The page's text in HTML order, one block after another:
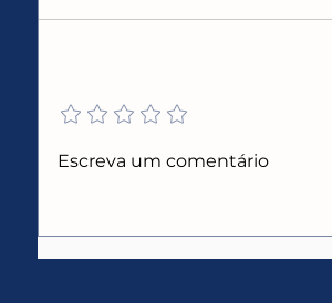
CUPONS ALIEXPRESS
Escreva um comentário